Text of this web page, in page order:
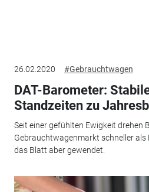
26.02.2020 #Gebrauchtwagen
DAT-Barometer:
Standzeiten zu
Seit einer gefühlten Ewigkeit drehen
Gebrauchtwagenmarkt schneller als
das Blatt aber gewendet.